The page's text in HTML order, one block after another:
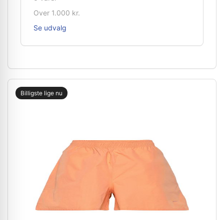
Over 1.000 kr.
Se udvalg
Billigste lige nu